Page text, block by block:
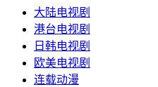
大陆电视剧
港台电视剧
日韩电视剧
欧美电视剧
连载动漫